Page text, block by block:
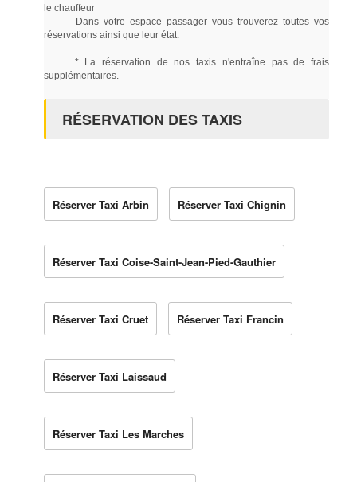
le chauffeur
- Dans votre espace passager vous trouverez toutes vos
réservations ainsi que leur état.
* La réservation de nos taxis n'entraîne pas de frais
supplémentaires.
RÉSERVATION DES TAXIS
Réserver Taxi Arbin Réserver Taxi Chignin
Réserver Taxi Coise-Saint-Jean-Pied-Gauthier
Réserver Taxi Cruet Réserver Taxi Francin
Réserver Taxi Laissaud
Réserver Taxi Les Marches